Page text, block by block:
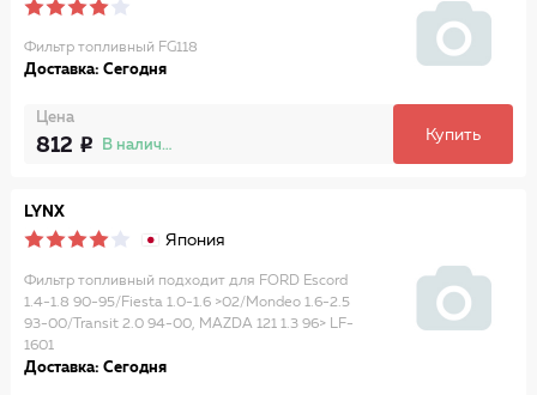
Фильтр топливный FG118
Доставка: Сегодня
Цена
812 В наличии
Купить
LYNX
Япония
Фильтр топливный подходит для FORD Escord
1.4-1.8 90-95/Fiesta 1.0-1.6 >02/Mondeo 1.6-2.5
93-00/Transit 2.0 94-00, MAZDA 121 1.3 96> LF-
1601
Доставка: Сегодня